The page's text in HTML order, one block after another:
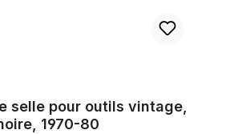
selle pour outils vintage,
1970-80